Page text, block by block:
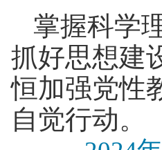
掌握科学
抓好思想建
恒加强党性
自觉行动。